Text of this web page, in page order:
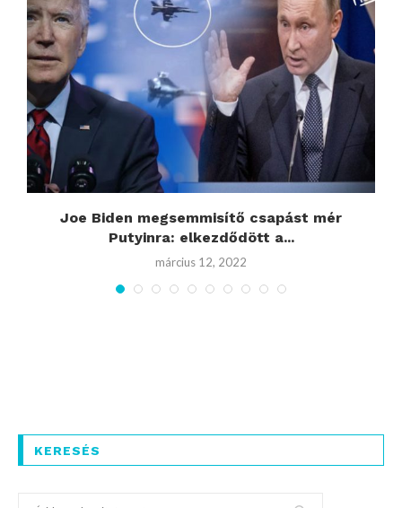
Joe Biden megsemmisítő csapást mér
Putyinra: elkezdődött a...
március 12, 2022
KERESÉS